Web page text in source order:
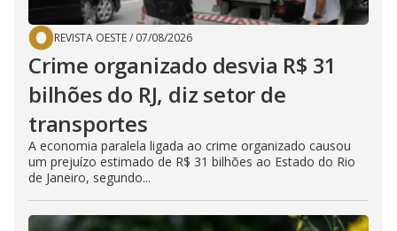
REVISTA OESTE/ 07/08/2026
Crime organizado desvia R$ 31
bilhões do RJ, diz setor de
transportes
A economia paralela ligada ao crime organizado causou
um prejuízo estimado de R$ 31 bilhões ao Estado do Rio
de Janeiro, segundo...